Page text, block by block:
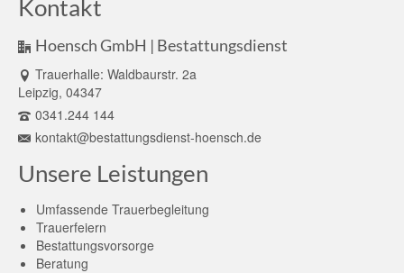
Kontakt
Hoensch GmbH | Bestattungsdienst
Trauerhalle: Waldbaurstr. 2a
Leipzig, 04347
0341.244 144
kontakt@bestattungsdienst-hoensch.de
Unsere Leistungen
Umfassende Trauerbegleitung
Trauerfeiern
Bestattungsvorsorge
Beratung